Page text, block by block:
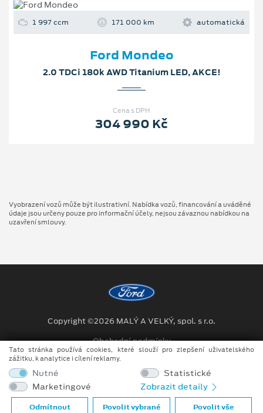
1 997 ccm 171 000 km automatická
Ford Mondeo
2.0 TDCi 180k AWD Titanium LED, AKCE!
Cena s DPH
304 990 Kč
Vyobrazení vozů může být ilustrativní. Nabídka vozů, financování a uváděné
údaje jsou určeny pouze pro informační účely, nejsou závaznou nabídkou na
uzavření smlouvy.
Copyright ©2026 MALÝ A VELKÝ, spol. s r.o.
Obchodní podmínky
Ochrana osobních údajů
Prohlášení o zpracování údajů konečných zákazníků
Při tvorbě videí a obrázků na tomto webu je využíváno kombinace
Tato stránka používá cookies, které slouží pro zlepšení uživatelského
zážitku, k analytice i cílení reklamy.
Nutné
Statistické
Marketingové
Zobrazit detaily
Odmítnout Povolit vybrané Povolit vše